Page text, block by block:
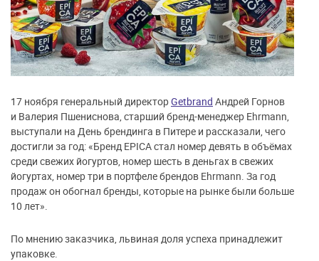
17 ноября генеральный директорGetbrand Андрей Горнов
и Валерия Пшениснова, старший бренд-менеджер Ehrmann,
выступали на День брендинга в Питере и рассказали, чего
достигли за год:«Бренд EPICA стал номер девять в объёмах
среди свежих йогуртов, номер шесть в деньгах в свежих
йогуртах, номер три в портфеле брендов Ehrmann. За год
продаж он обогнал бренды, которые на рынке были больше
10 лет»
По мнению заказчика, львиная доля успеха принадлежит
упаковке.